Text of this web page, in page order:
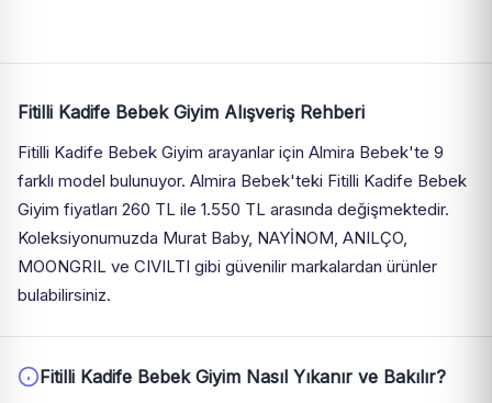
Fitilli Kadife Bebek Giyim Alışveriş Rehberi
Fitilli Kadife Bebek Giyim arayanlar için Almira Bebek'te 9
farklı model bulunuyor. Almira Bebek'teki Fitilli Kadife Bebek
Giyim fiyatları 260 TL ile 1.550 TL arasında değişmektedir.
Koleksiyonumuzda Murat Baby, NAYİNOM, ANILÇO,
MOONGRIL ve CIVILTI gibi güvenilir markalardan ürünler
bulabilirsiniz.
Fitilli Kadife Bebek Giyim Nasıl Yıkanır ve Bakılır?